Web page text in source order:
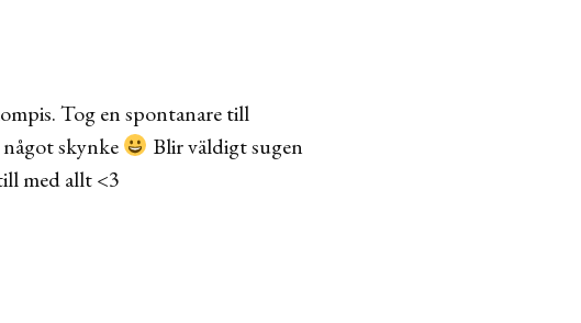
Tog en spontanare till
skynke
Blir väldigt sugen
med allt <3